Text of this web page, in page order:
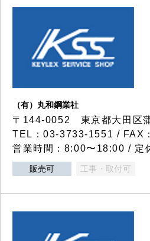
（有）丸和鋼業社
〒144-0052 東京都大田区
TEL：03-3733-1551 / FAX
営業時間：8:00〜18:00 / 定
販売可 工事・取付可